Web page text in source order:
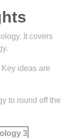
It covers
ideas are
to round off the
3